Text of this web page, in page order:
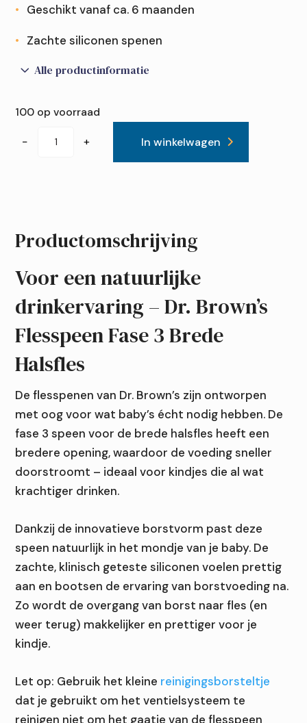
Geschikt vanaf ca. 6 maanden
Zachte siliconen spenen
3 Alle productinformatie
100 op voorraad
−
Speen
3
Brede
aantal
+ In winkelwagen
Productomschrijving
Voor een natuurlijke
drinkervaring – Dr. Brown’s
Flesspeen Fase 3 Brede
Halsfles
De flesspenen van Dr. Brown’s zijn ontworpen
met oog voor wat baby’s écht nodig hebben. De
fase 3 speen voor de brede halsfles heeft een
bredere opening, waardoor de voeding sneller
doorstroomt – ideaal voor kindjes die al wat
krachtiger drinken.
Dankzij de innovatieve borstvorm past deze
speen natuurlijk in het mondje van je baby. De
zachte, klinisch geteste siliconen voelen prettig
aan en bootsen de ervaring van borstvoeding na.
Zo wordt de overgang van borst naar fles (en
weer terug) makkelijker en prettiger voor je
kindje.
Let op: Gebruik het kleine reinigingsborsteltje
dat je gebruikt om het ventielsysteem te
reinigen niet om het gaatje van de flesspeen